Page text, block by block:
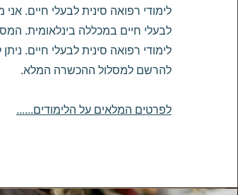
לימודי רפואה סינית לבעלי חיים.
לבעלי חיים במכללה בינלאומית.
לימודי רפואה סינית לבעלי חיים.
להרשם למסלול ההכשרה המלא.
לפרטים המלאים על הלימודים......